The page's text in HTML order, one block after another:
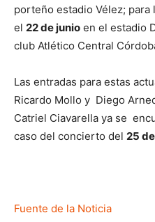
porteño estadio Vélez;
el 22 de junio en el estadio
club Atlético Central
Las entradas para estas
Ricardo Mollo y Diego
Catriel Ciavarella ya se
caso del concierto del 25
Fuente de la Noticia